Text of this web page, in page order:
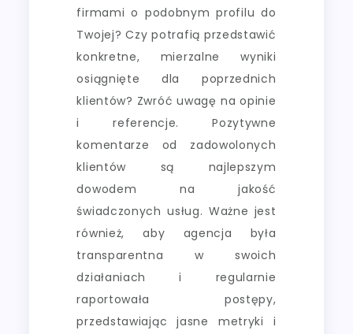
firmami o podobnym profilu do
Twojej? Czy potrafią przedstawić
konkretne, mierzalne wyniki
osiągnięte dla poprzednich
klientów? Zwróć uwagę na opinie
i referencje. Pozytywne
komentarze od zadowolonych
klientów są najlepszym
dowodem na jakość
świadczonych usług. Ważne jest
również, aby agencja była
transparentna w swoich
działaniach i regularnie
raportowała postępy,
przedstawiając jasne metryki i